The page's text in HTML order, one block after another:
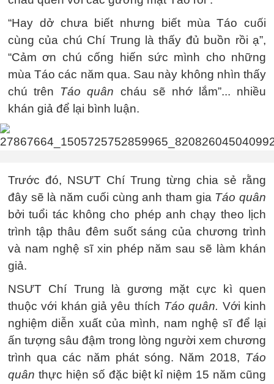
“Hay dở chưa biết nhưng biết mùa Táo cuối
cùng của chú Chí Trung là thấy đủ buồn rồi ạ”,
“Cảm ơn chú cống hiến sức mình cho những
mùa Táo các năm qua. Sau này không nhìn thấy
chú trên Táo quân cháu sẽ nhớ lắm”... nhiều
khán giả để lại bình luận.
Trước đó, NSƯT Chí Trung từng chia sẻ rằng
đây sẽ là năm cuối cùng anh tham gia Táo quân
bởi tuổi tác không cho phép anh chạy theo lịch
trình tập thâu đêm suốt sáng của chương trình
và nam nghệ sĩ xin phép năm sau sẽ làm khán
giả.
NSƯT Chí Trung là gương mặt cực kì quen
thuộc với khán giả yêu thích Táo quân. Với kinh
nghiệm diễn xuất của mình, nam nghệ sĩ để lại
ấn tượng sâu đậm trong lòng người xem chương
trình qua các năm phát sóng. Năm 2018, Táo
quân thực hiện số đặc biệt kỉ niệm 15 năm cũng